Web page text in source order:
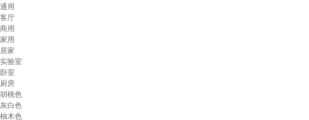
通用
客厅
商用
家用
居家
实验室
卧室
厨房
胡桃色
灰白色
柚木色